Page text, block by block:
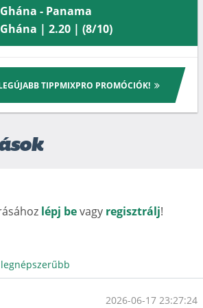
Ghána - Panama
Ghána | 2.20 | (8/10)
TIPPMIXPRO PROMÓCIÓK!
lépj bevagy regisztrálj!
legnépszerűbb
2026-06-17 23:27:24